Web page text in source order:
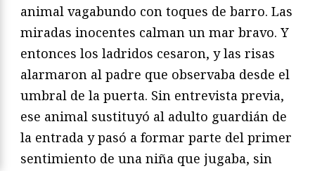
animal vagabundo con toques de barro. Las
miradas inocentes calman un mar bravo. Y
entonces los ladridos cesaron, y las risas
alarmaron al padre que observaba desde el
umbral de la puerta. Sin entrevista previa,
ese animal sustituyó al adulto guardián de
la entrada y pasó a formar parte del primer
sentimiento de una niña que jugaba, sin